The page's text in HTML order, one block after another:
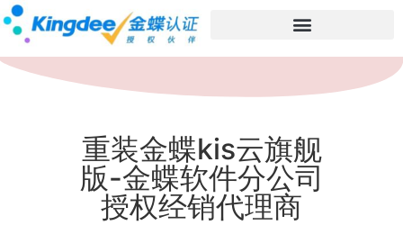
重装金蝶kis云旗舰
版-金蝶软件分公司
授权经销代理商